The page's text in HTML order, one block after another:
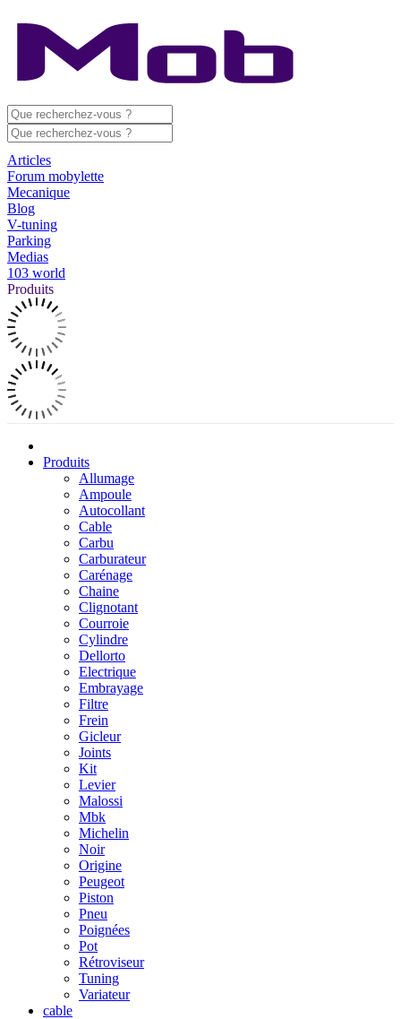
Articles
Forum mobylette
Mecanique
Blog
V-tuning
Parking
Medias
103 world
Produits
Produits
Allumage
Ampoule
Autocollant
Cable
Carbu
Carburateur
Carénage
Chaine
Clignotant
Courroie
Cylindre
Dellorto
Electrique
Embrayage
Filtre
Frein
Gicleur
Joints
Kit
Levier
Malossi
Mbk
Michelin
Noir
Origine
Peugeot
Piston
Pneu
Poignées
Pot
Rétroviseur
Tuning
Variateur
cable